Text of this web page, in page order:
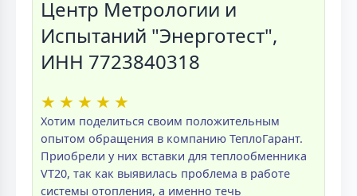
Центр Метрологии и
Испытаний "Энерготест",
ИНН 7723840318
★ ★ ★ ★ ★
Хотим поделиться своим положительным
опытом обращения в компанию ТеплоГарант.
Приобрели у них вставки для теплообменника
VT20, так как выявилась проблема в работе
системы отопления, а именно течь